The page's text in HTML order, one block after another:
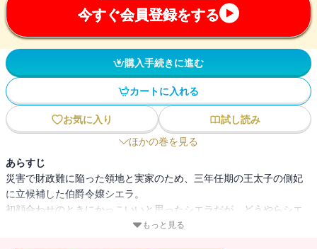
今すぐ会員登録をする
購入手続きに進む
カートに入れる
お気に入り
試し読み
ほかの巻を見る
あらすじ
災害で財政難に陥った領地と実家のため、三年任期の王太子の側妃
に立候補した伯爵令嬢シエラ。
初顔合わせのときにかっこいいと思ったシエラだが、どうやらシエ
ラはアザールの好みではなかったらしく、同時に側妃に即位した子
もっと見る